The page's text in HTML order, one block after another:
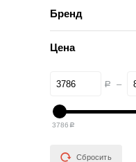
Бренд
Цена
Р –
3786 Р
Сбросить